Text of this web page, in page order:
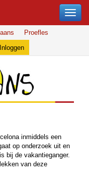
Proefles
Inloggen
inmiddels een
op onderzoek uit en
bij de vakantieganger.
van deze